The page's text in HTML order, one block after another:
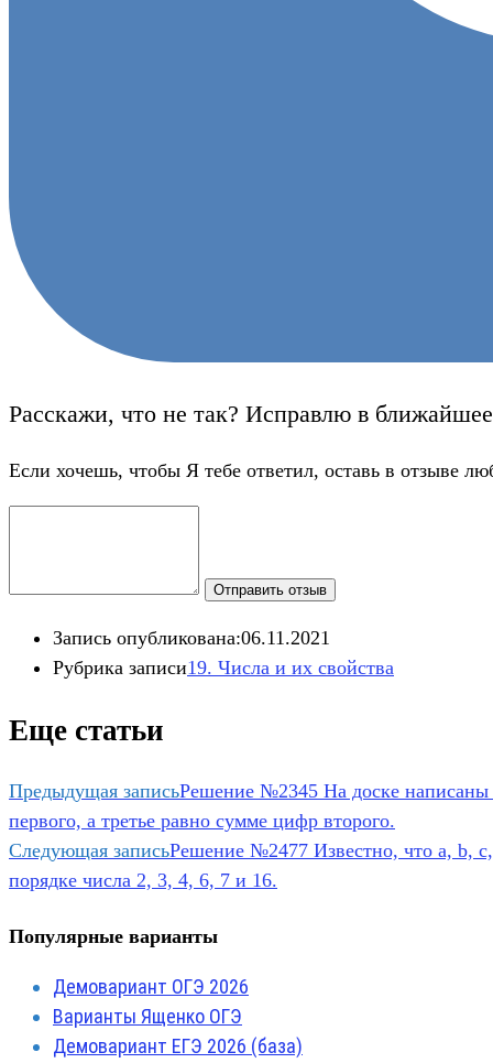
Расскажи, что не так? Исправлю в
Если хочешь, чтобы Я тебе ответил, оставь в отзыве
Отправить отзыв
Запись опубликована:06.11.2021
Рубрика записи19. Числа и их свойства
Еще статьи
Предыдущая записьРешение №2345 На доске написаны
первого, а третье равно сумме цифр второго.
Следующая записьРешение №2477 Известно, что а, b,
порядке числа 2, 3, 4, 6, 7 и 16.
Популярные варианты
Демовариант ОГЭ 2026
Варианты Ященко ОГЭ
Демовариант ЕГЭ 2026 (база)